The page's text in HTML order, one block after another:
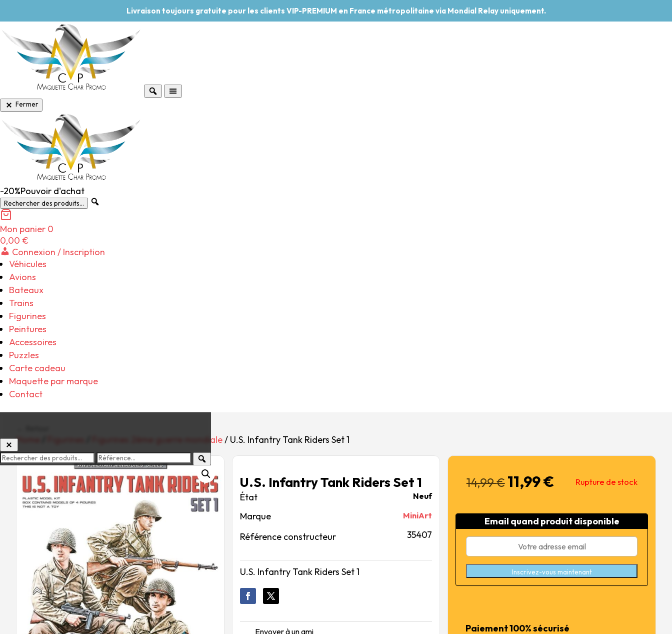
Livraison toujours gratuite pour les clients VIP-PREMIUM en France métropolitaine via Mondial Relay uniquement.
Fermer
-20%Pouvoir d'achat
Rechercher des produits...
Mon panier 0
0,00 €
Connexion / Inscription
Véhicules
Avions
Bateaux
Trains
Figurines
Peintures
Accessoires
Puzzles
Carte cadeau
Maquette par marque
Contact
Home Figurines 2ème guerre mondiale/ U.S. Infantry Tank Riders Set 1
U.S. Infantry Tank Riders Set 1
Neuf
Marque MiniArt
Référence constructeur 35407
U.S. Infantry Tank Riders Set 1
Envoyer à un ami
14,99€ Le
prix
était :
14,99 €.
11,99€Le
est :
11,99 €.
Rupture de stock
Email quand produit disponible
Inscrivez-vous maintenant
Paiement 100% sécurisé